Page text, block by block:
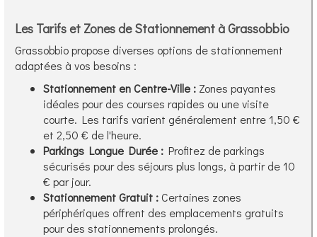
Les Tarifs et Zones de Stationnement à Grassobbio
Grassobbio propose diverses options de stationnement
adaptées à vos besoins :
Stationnement en Centre-Ville : Zones payantes
idéales pour des courses rapides ou une visite
courte. Les tarifs varient généralement entre 1,50 €
et 2,50 € de l'heure.
Parkings Longue Durée : Profitez de parkings
sécurisés pour des séjours plus longs, à partir de 10
€ par jour.
Stationnement Gratuit :Certaines zones
périphériques offrent des emplacements gratuits
pour des stationnements prolongés.